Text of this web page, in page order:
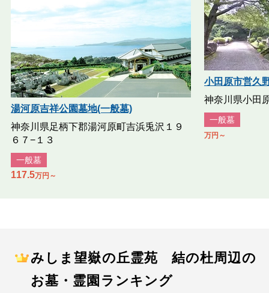
湯河原吉祥公園墓地(一般墓)
神奈川県足柄下郡湯河原町吉浜兎沢１９
６７−１３
一般墓
117.5万円～
小田原市営久
神奈川県小田
一般墓
万円～
みしま望嶽の丘霊苑 結の杜周辺の
お墓・霊園ランキング